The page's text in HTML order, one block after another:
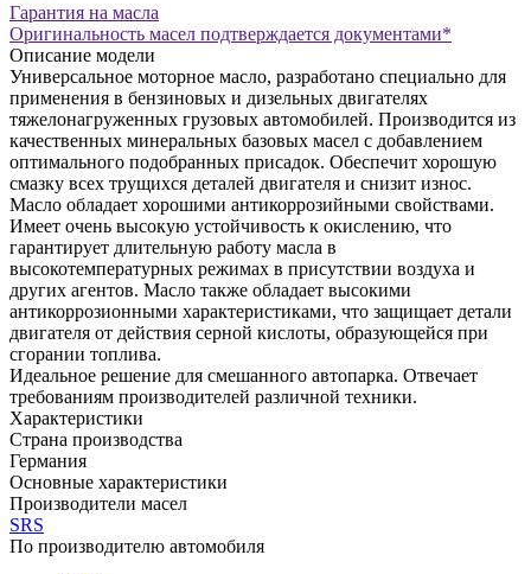
Гарантия на масла
Оригинальность масел подтверждается документами*
Описание модели
Универсальное моторное масло, разработано специально для
применения в бензиновых и дизельных двигателях
тяжелонагруженных грузовых автомобилей. Производится из
качественных минеральных базовых масел с добавлением
оптимального подобранных присадок. Обеспечит хорошую
смазку всех трущихся деталей двигателя и снизит износ.
Масло обладает хорошими антикоррозийными свойствами.
Имеет очень высокую устойчивость к окислению, что
гарантирует длительную работу масла в
высокотемпературных режимах в присутствии воздуха и
других агентов. Масло также обладает высокими
антикоррозионными характеристиками, что защищает детали
двигателя от действия серной кислоты, образующейся при
сгорании топлива.
Идеальное решение для смешанного автопарка. Отвечает
требованиям производителей различной техники.
Характеристики
Страна производства
Германия
Основные характеристики
Производители масел
SRS
По производителю автомобиля